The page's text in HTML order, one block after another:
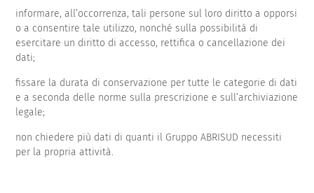
informare, all’occorrenza, tali persone sul loro diritto a opporsi
o a consentire tale utilizzo, nonché sulla possibilità di
esercitare un diritto di accesso, rettifica o cancellazione dei
dati;
fissare la durata di conservazione per tutte le categorie di dati
e a seconda delle norme sulla prescrizione e sull’archiviazione
legale;
non chiedere più dati di quanti il Gruppo ABRISUD necessiti
per la propria attività.